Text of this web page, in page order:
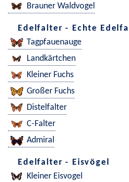
Brauner Waldvogel
Edelfalter - Echte
Tagpfauenauge
Landkärtchen
Kleiner Fuchs
Großer Fuchs
Distelfalter
C-Falter
Admiral
Edelfalter - Eisvögel
Kleiner Eisvogel